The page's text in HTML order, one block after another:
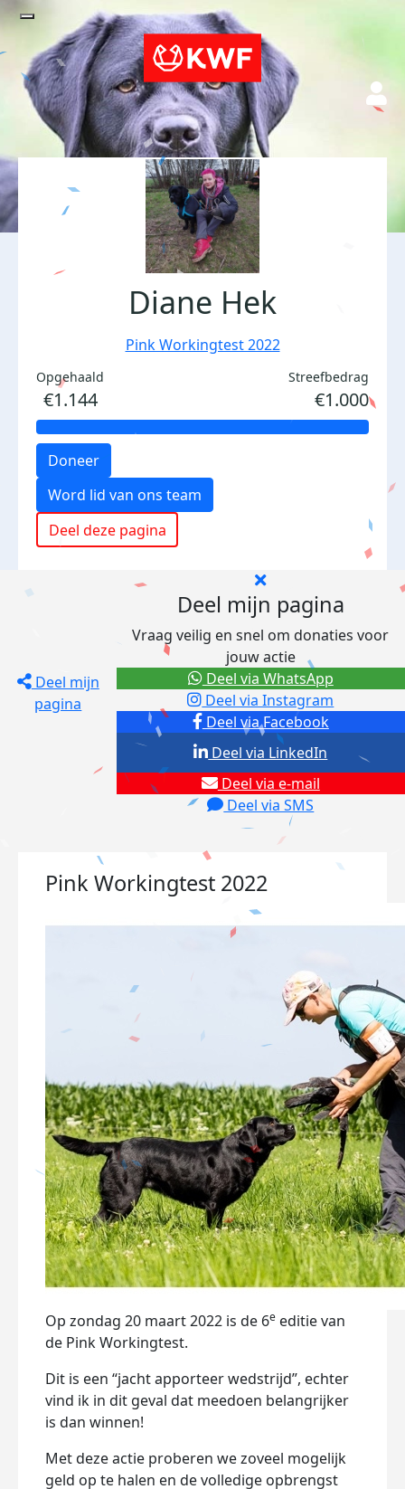
Diane Hek
Pink Workingtest 2022
Opgehaald
€1.144
Streefbedrag
€1.000
Doneer
Word lid van ons team
Deel deze pagina
Deel mijn
pagina
Deel mijn pagina
Vraag veilig en snel om donaties voor
jouw actie
Deel via Facebook
Deel via Instagram
Deel via e-mail
Deel via SMS
Deel via LinkedIn
Deel via WhatsApp
Pink Workingtest 2022
Op zondag 20 maart 2022 is de 6e editie van
de Pink Workingtest.
Dit is een “jacht apporteer wedstrijd”, echter
vind ik in dit geval dat meedoen belangrijker
is dan winnen!
Met deze actie proberen we zoveel mogelijk
geld op te halen en de volledige opbrengst